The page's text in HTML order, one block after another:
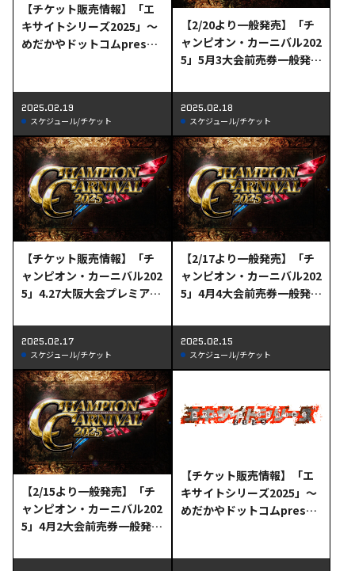
【チケット販売情報】「エ
キサイトシリーズ2025」～
めだかやドットコムpresen
2025.02.19
スケジュール/チケット
【2/20より一般発売】「チ
ャンピオン・カーニバル202
5」5月3大会前売券一般発売
2025.02.18
スケジュール/チケット
【チケット販売情報】「チ
ャンピオン・カーニバル202
5」4.27大阪大会プレミアム
2025.02.17
スケジュール/チケット
【2/17より一般発売】「チ
ャンピオン・カーニバル202
5」4月4大会前売券一般発売
2025.02.15
スケジュール/チケット
【2/15より一般発売】「チ
ャンピオン・カーニバル202
5」4月2大会前売券一般発売
【チケット販売情報】「エ
キサイトシリーズ2025」～
めだかやドットコムpresen
ングサイド完売、リングサ